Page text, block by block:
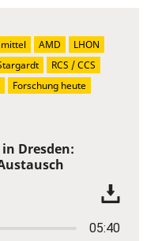
Dresden:
05:40
AMD
LHON
RCS / CCS
Forschung heute